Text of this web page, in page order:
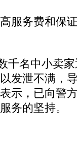
务费和保
名中小卖家
发泄不满，
示，已向警
务的坚持。